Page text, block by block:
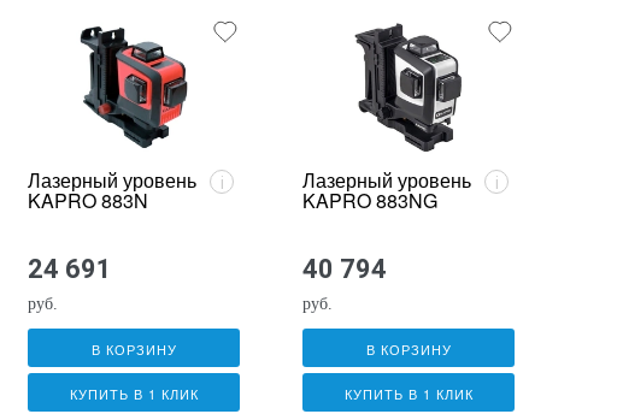
Лазерный уровень
KAPRO 883N
i
24 691
руб.
В КОРЗИНУ
КУПИТЬ В 1 КЛИК
Лазерный уровень
KAPRO 883NG
i
40 794
руб.
В КОРЗИНУ
КУПИТЬ В 1 КЛИК